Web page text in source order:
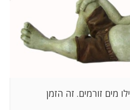
מים זורמים. זה הזמן